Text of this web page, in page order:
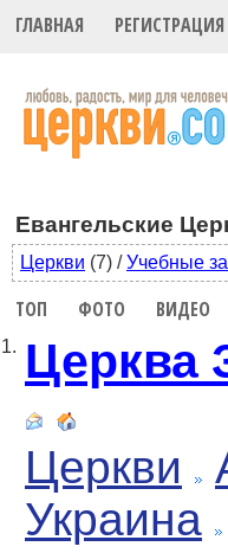
ГЛАВНАЯ РЕГИСТРАЦИЯ
Евангельские
Церкви (7) /Учебные
ТОП ФОТО ВИДЕО
1. Церква
Церкви
Украина